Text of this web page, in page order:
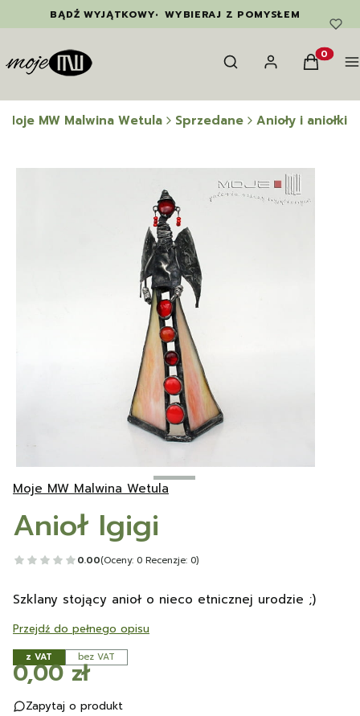
BĄDŹ WYJĄTKOWY• WYBIERAJ Z POMYSŁEM
Otwórz wyszukiwarkę
Szukaj Zaloguj sięKoszyk
Moje MW Malwina Wetula Sprzedane Anioły i aniołki
Moje MW Malwina Wetula
Anioł Igigi
0.00(Oceny: 0 Recenzje: 0)
Szklany stojący anioł o nieco etnicznej urodzie ;)
Przejdź do pełnego opisu
z VAT bez VAT
Cena
0,00 zł
Zapytaj o produkt